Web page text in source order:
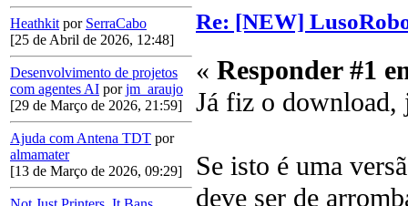
Heathkit por SerraCabo
[25 de Abril de 2026, 12:48]
Desenvolvimento de projetos
com agentes AI porjm_araujo
[29 de Março de 2026, 21:59]
Ajuda com Antena TDT por
almamater
[13 de Março de 2026, 09:29]
Re: [NEW]
« Responder #1
Já fiz o
Se isto é uma
deve ser de